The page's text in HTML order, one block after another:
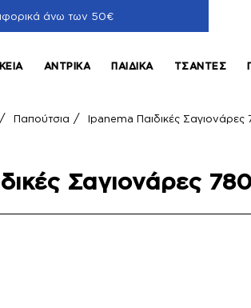
άνω των 50€
ΑΝΤΡΙΚΆ ΠΑΙΔΙΚΆ ΤΣΆΝΤΕΣ
Σαγιονάρες
Παπούτσια Ipanema Παιδικές